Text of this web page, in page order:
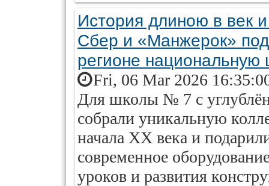
История длиною в век
Сбер и «Манжерок»
регионе национальную
Fri, 06 Mar 2026
Для школы № 7 с
собрали уникальную
начала XX века и
современное
уроков и развития